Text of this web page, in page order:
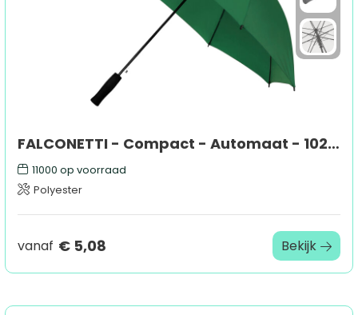
FALCONETTI - Compact - Automaat - 102 cm
11000 op voorraad
Polyester
vanaf € 5,08 Bekijk